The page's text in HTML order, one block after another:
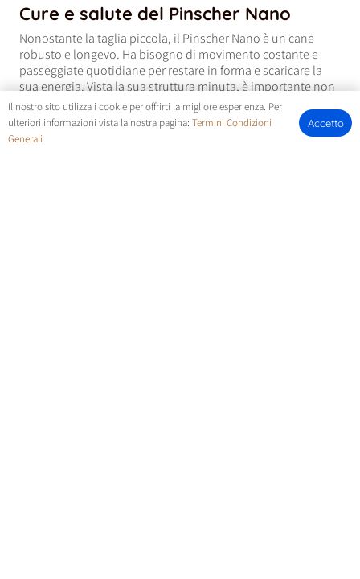
Cure e salute del Pinscher Nano
Nonostante la taglia piccola, il Pinscher Nano è un cane
robusto e longevo. Ha bisogno di movimento costante e
passeggiate quotidiane per restare in forma e scaricare la
sua energia. Vista la sua struttura minuta, è importante non
sovralimentarlo per evitare sovrappeso e problemi articolari.
Il mantello corto è facile da gestire, ma lo espone al freddo.
Per questo motivo è importante proteggerlo nei mesi
Il nostro sito utilizza i cookie per offrirti la migliore esperienza. Per
ulteriori informazioni vista la nostra pagina: Termini Condizioni
Generali
Accetto